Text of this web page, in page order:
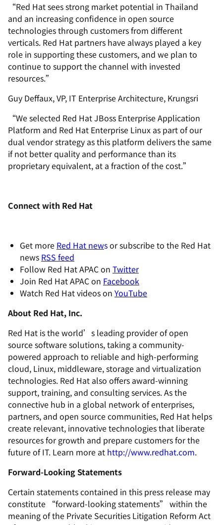
“Red Hat sees strong market potential in Thailand
and an increasing confidence in open source
technologies through customers from different
verticals. Red Hat partners have always played a key
role in supporting these customers, and we plan to
continue to support the channel with invested
resources.”
Guy Deffaux, VP, IT Enterprise Architecture, Krungsri
“We selected Red Hat JBoss Enterprise Application
Platform and Red Hat Enterprise Linux as part of our
dual vendor strategy as this platform delivers the same
if not better quality and performance than its
proprietary equivalent, at a fraction of the cost.”
Connect with Red Hat
Get more Red Hat newsor subscribe to the Red Hat
news RSS feed
Follow Red Hat APAC on Twitter
Join Red Hat APAC on Facebook
Watch Red Hat videos on YouTube
About Red Hat, Inc.
Red Hat is the world’s leading provider of open
source software solutions, taking a community-
powered approach to reliable and high-performing
cloud, Linux, middleware, storage and virtualization
technologies. Red Hat also offers award-winning
support, training, and consulting services. As the
connective hub in a global network of enterprises,
partners, and open source communities, Red Hat helps
create relevant, innovative technologies that liberate
resources for growth and prepare customers for the
future of IT. Learn more at http://www.redhat.com.
Forward-Looking Statements
Certain statements contained in this press release may
constitute “forward-looking statements” within the
meaning of the Private Securities Litigation Reform Act